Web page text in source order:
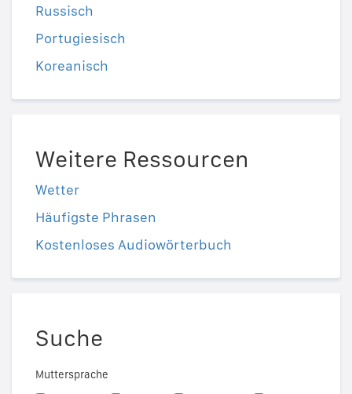
Russisch
Portugiesisch
Koreanisch
Weitere Ressourcen
Wetter
Häufigste Phrasen
Kostenloses Audiowörterbuch
Suche
Muttersprache